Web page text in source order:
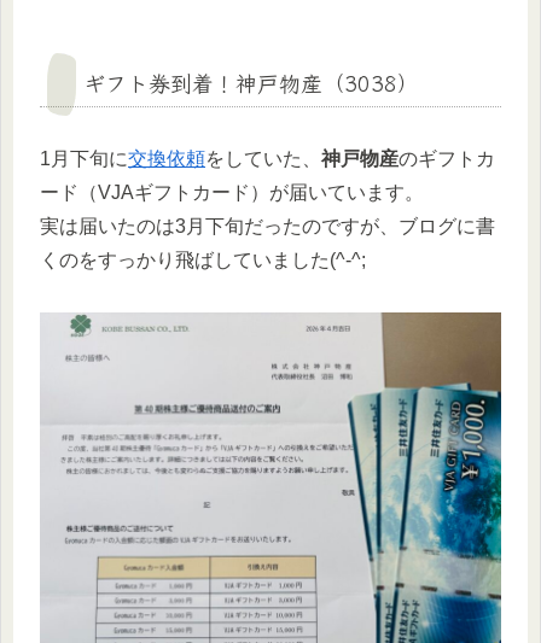
ギフト券到着！神戸物産（3038）
1月下旬に交換依頼をしていた、 神戸物産のギフトカ
ード（VJAギフトカード）が届いています。
実は届いたのは3月下旬だったのですが、ブログに書
くのをすっかり飛ばしていました(^-^;